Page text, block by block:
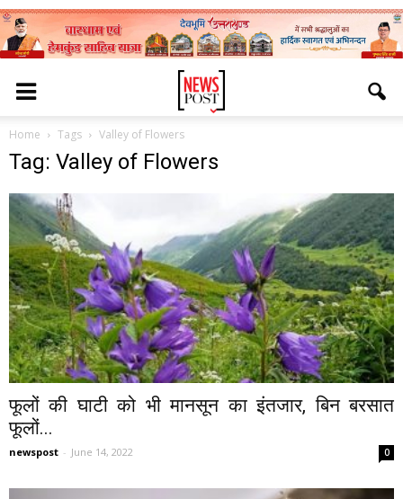
Home Tags Valley of Flowers
Tag: Valley of Flowers
फूलों की घाटी को भी मानसून का इंतजार, बिन बरसात
फूलों...
newspost - June 14, 2022 0